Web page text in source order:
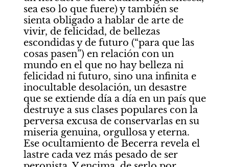
sea eso lo que fuere) y también se
sienta obligado a hablar de arte de
vivir, de felicidad, de bellezas
escondidas y de futuro (“para que las
cosas pasen”) en relación con un
mundo en el que no hay belleza ni
felicidad ni futuro, sino una infinita e
inocultable desolación, un desastre
que se extiende día a día en un país que
destruye a sus clases populares con la
perversa excusa de conservarlas en su
miseria genuina, orgullosa y eterna.
Ese ocultamiento de Becerra revela el
lastre cada vez más pesado de ser